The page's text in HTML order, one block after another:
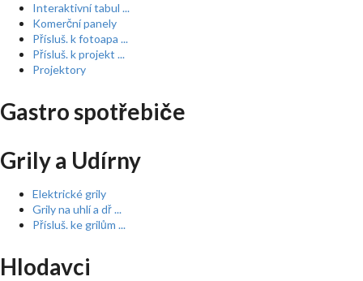
Interaktivní tabul ...
Komerční panely
Přísluš. k fotoapa ...
Přísluš. k projekt ...
Projektory
Gastro spotřebiče
Grily a Udírny
Elektrické grily
Grily na uhlí a dř ...
Přísluš. ke grilům ...
Hlodavci